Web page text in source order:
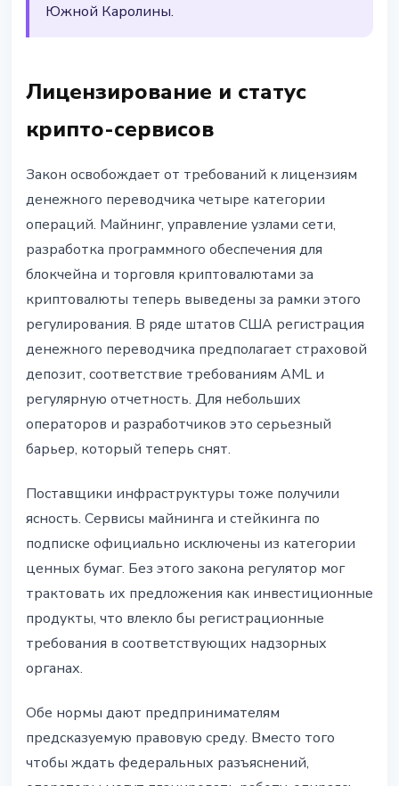
Южной Каролины.
Лицензирование и статус
крипто-сервисов
Закон освобождает от требований к лицензиям
денежного переводчика четыре категории
операций. Майнинг, управление узлами сети,
разработка программного обеспечения для
блокчейна и торговля криптовалютами за
криптовалюты теперь выведены за рамки этого
регулирования. В ряде штатов США регистрация
денежного переводчика предполагает страховой
депозит, соответствие требованиям AML и
регулярную отчетность. Для небольших
операторов и разработчиков это серьезный
барьер, который теперь снят.
Поставщики инфраструктуры тоже получили
ясность. Сервисы майнинга и стейкинга по
подписке официально исключены из категории
ценных бумаг. Без этого закона регулятор мог
трактовать их предложения как инвестиционные
продукты, что влекло бы регистрационные
требования в соответствующих надзорных
органах.
Обе нормы дают предпринимателям
предсказуемую правовую среду. Вместо того
чтобы ждать федеральных разъяснений,